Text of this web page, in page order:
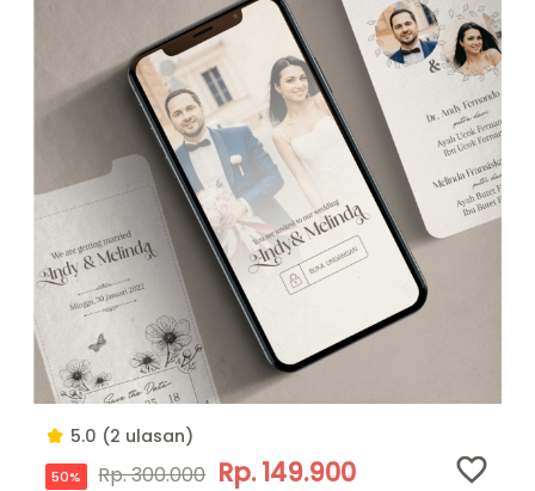
5.0 (2 ulasan)
50% Rp. 300.000 Rp. 149.900